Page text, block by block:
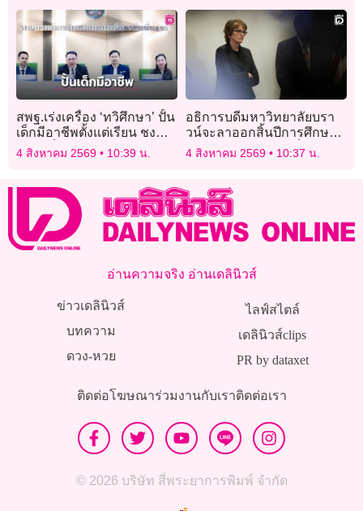
สพฐ.เร่งเครื่อง ‘ทวิศึกษา’ ปั้น
เด็กมีอาชีพตั้งแต่เรียน ชง
ขยายทั่วประเทศ
4 สิงหาคม 2569 10:39 น.
อธิการบดีมหาวิทยาลัยบรา
วน์จะลาออกสิ้นปีการศึกษา
หลังปะทะกับทรัมป์เรื่องเงิน
4 สิงหาคม 2569 10:37 น.
อ่านความจริง อ่านเดลินิวส์
ข่าวเดลินิวส์
บทความ
ดวง-หวย
ไลฟ์สไตล์
เดลินิวส์clips
PR by dataxet
ติดต่อโฆษณาร่วมงานกับเราติดต่อเรา
© 2026 บริษัท สี่พระยาการพิมพ์ จำกัด